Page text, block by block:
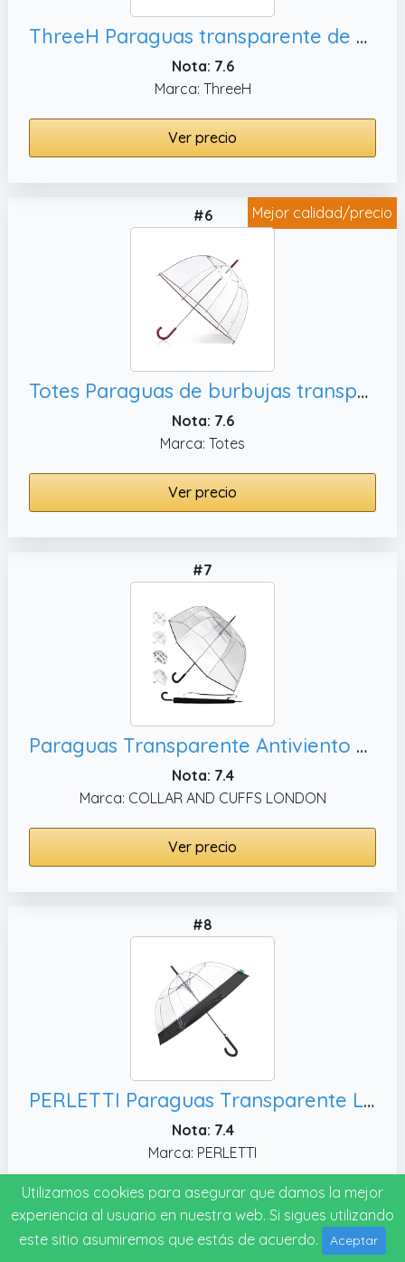
ThreeH Paraguas transparente de encaje rosa con diseño elegante, color negro
Nota: 7.6
Marca: ThreeH
Ver precio
Mejor calidad/precio
#6
Totes Paraguas de burbujas transparente para mujer, paraguas transparente de burbujas
Nota: 7.6
Marca: Totes
Ver precio
#7
Paraguas Transparente Antiviento Mujer Hombre Grande - Raro Automático - Arco Grande de 138 cm - Paraguas Cupula Resistente Muy Fuerte A Prueba de Viento - Fibra De Vidrio - Ribete Negro
Nota: 7.4
Marca: COLLAR AND CUFFS LONDON
Ver precio
#8
PERLETTI Paraguas Transparente Largo con Perfil Negro Automatico - Paraguas Mujer Cupula de Burbuja Estructura Fibra de Vidrio - Sombrilla Lluvia Resistente Antiviento Diámetro 89 cm (Perfil Negro)
Nota: 7.4
Marca: PERLETTI
Ver precio
Utilizamos cookies para asegurar que damos la mejor
experiencia al usuario en nuestra web. Si sigues utilizando
este sitio asumiremos que estás de acuerdo.
Aceptar